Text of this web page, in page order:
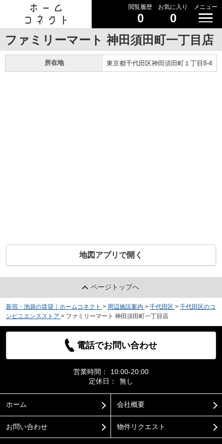
閲覧履歴
0
お気に入り
0
メニュー
ファミリーマート 神田須田町一丁目店
所在地 東京都千代田区神田須田町１丁目8-4
地図アプリで開く
ページトップへ
新宿・池袋の賃貸｜ホームコネクト > 周辺施設案内 > 千代田区 > 千代田区のコ
ンビニエンスストア > ファミリーマート 神田須田町一丁目店
電話でお問い合わせ
営業時間：
10:00-20:00
定休日：
無し
ホーム 会社概要
お問い合わせ 物件リクエスト